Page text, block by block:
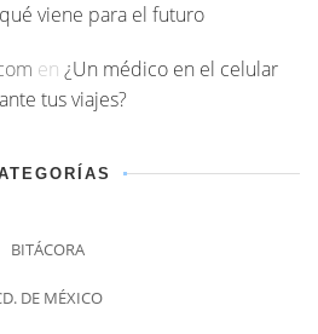
viene para el futuro
en ¿Un médico en el celular
tus viajes?
BITÁCORA
DE MÉXICO